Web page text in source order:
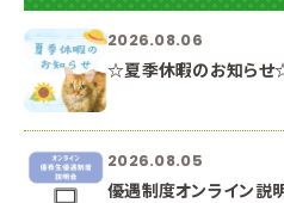
2026.08.06
☆夏季休暇のお知ら
2026.08.05
優遇制度オンライン説